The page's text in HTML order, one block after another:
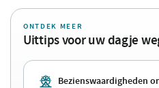
ONTDEK MEER
Uittips voor uw dagje
Bezienswaardigheden